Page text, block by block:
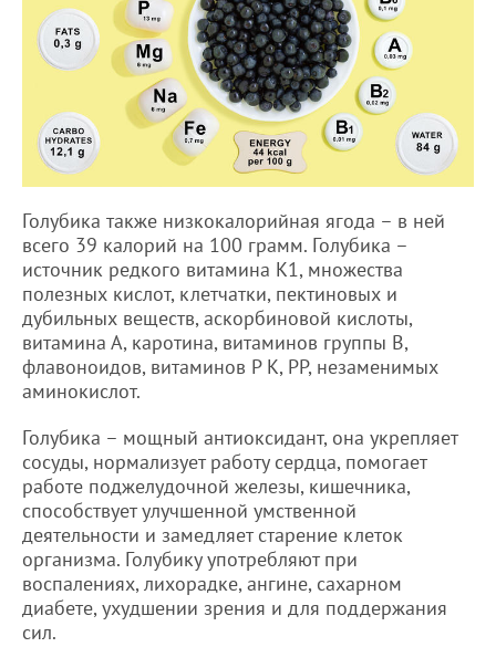
Голубика также низкокалорийная ягода – в ней
всего 39 калорий на 100 грамм. Голубика –
источник редкого витамина К1, множества
полезных кислот, клетчатки, пектиновых и
дубильных веществ, аскорбиновой кислоты,
витамина А, каротина, витаминов группы В,
флавоноидов, витаминов Р К, РР, незаменимых
аминокислот.
Голубика – мощный антиоксидант, она укрепляет
сосуды, нормализует работу сердца, помогает
работе поджелудочной железы, кишечника,
способствует улучшенной умственной
деятельности и замедляет старение клеток
организма. Голубику употребляют при
воспалениях, лихорадке, ангине, сахарном
диабете, ухудшении зрения и для поддержания
сил.